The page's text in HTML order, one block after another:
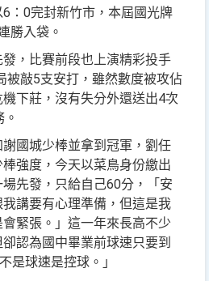
：0完封新竹市，本屆國光牌
勝入袋。
，比賽前段也上演精彩投手
被敲5支安打，雖然數度被攻佔
下莊，沒有失分外還送出4次
國城少棒並拿到冠軍，劉任
強度，今天以菜鳥身份繳出
先發，只給自己60分，「安
講要有心理準備，但這是我
緊張。」這一年來長高不少
認為國中畢業前球速只要到
是球速是控球。」